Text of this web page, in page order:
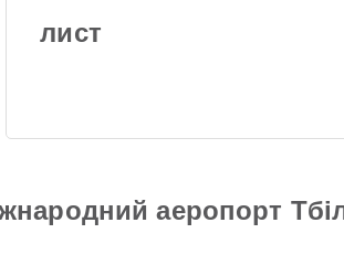
лист
аеропорт